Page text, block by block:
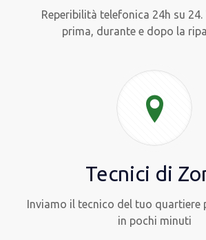
Reperibilità telefonica 24h su
prima, durante e dopo la
Tecnici di
Inviamo il tecnico del tuo quartiere
in pochi minuti